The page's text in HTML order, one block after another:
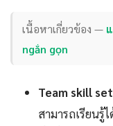
เนื้อหาเกี่ยวข้อง —
ngắn gọn
Team skill
สามารถเรียนรู้